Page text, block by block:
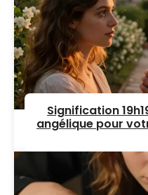
Signification
angélique pour